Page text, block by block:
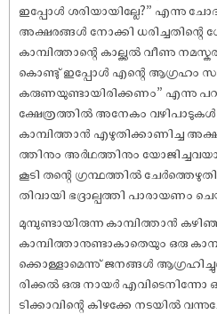
ഇപ്പോൾ ശരിയായില്ലേ?” എന്നു
അക്ഷരങ്ങൾ നോക്കി ധരിച്ചതിന്റെ
കാമ്പിത്താന്റെ കാല്ക്കൽ വീണു
കൊണ്ടു് ഇപ്പോൾ എന്റെ ആഗ്രഹം
കരുണയുണ്ടായിരിക്കണം” എന്നു
ക്ഷേത്രത്തിൽ അനേകം
കാമ്പിത്താൻ എഴുതിക്കാണിച്ച
ത്തിനും അർഥത്തിനും
കൂടി തന്റെ ഗ്രന്ഥത്തിൽ
തിവായി ഭദ്രാല്പത്തി പാരായണം
മുമ്പുണ്ടായിരുന്ന കാമ്പിത്താൻ
കാമ്പിത്താനുണ്ടാകാതെയും ഒരു
ക്കൊള്ളാമെന്നു് ജനങ്ങൾ
രിക്കൽ ഒരു നായർ എവിടെനിന്നോ
ടിക്കാവിന്റെ കിഴക്കേ നടയിൽ